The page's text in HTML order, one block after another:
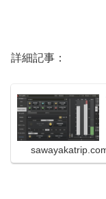
詳細記事：